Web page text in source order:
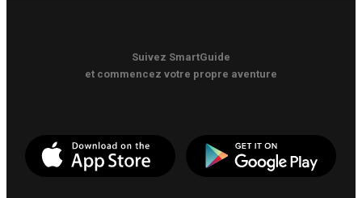
Suivez SmartGuide
et commencez votre propre aventure